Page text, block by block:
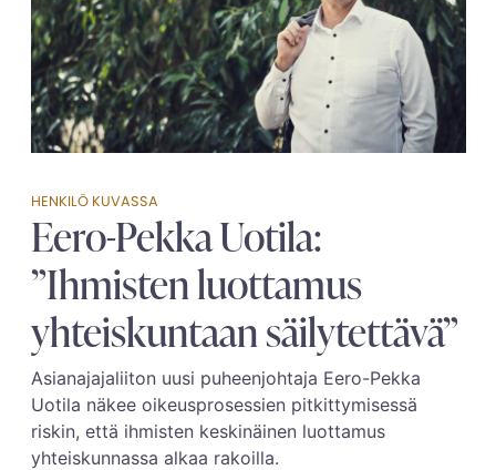
HENKILÖ KUVASSA
Eero-Pekka Uotila:
”Ihmisten luottamus
yhteiskuntaan säilytettävä”
Asianajajaliiton uusi puheenjohtaja Eero-Pekka
Uotila näkee oikeusprosessien pitkittymisessä
riskin, että ihmisten keskinäinen luottamus
yhteiskunnassa alkaa rakoilla.